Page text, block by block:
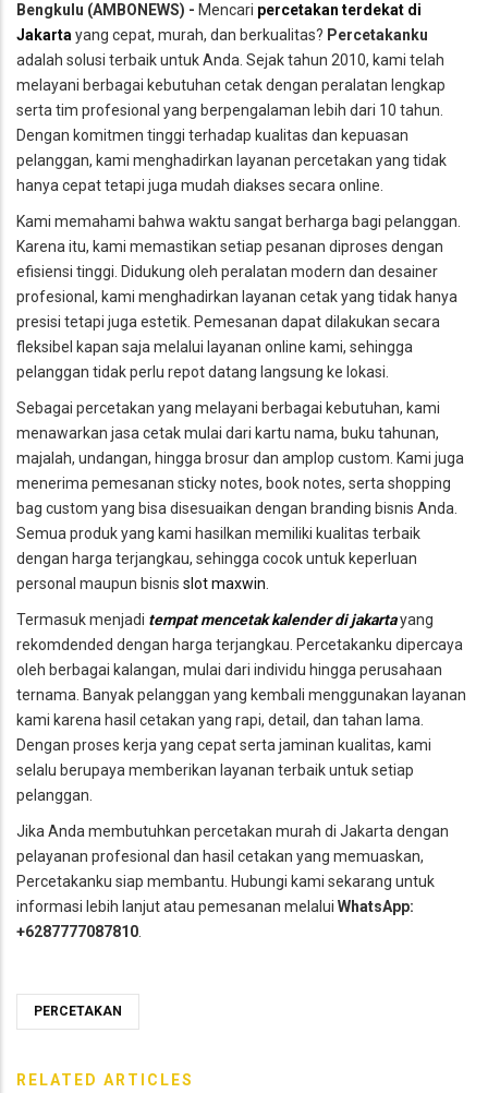
Bengkulu (AMBONEWS) - Mencari percetakan terdekat di
Jakarta yang cepat, murah, dan berkualitas? Percetakanku
adalah solusi terbaik untuk Anda. Sejak tahun 2010, kami telah
melayani berbagai kebutuhan cetak dengan peralatan lengkap
serta tim profesional yang berpengalaman lebih dari 10 tahun.
Dengan komitmen tinggi terhadap kualitas dan kepuasan
pelanggan, kami menghadirkan layanan percetakan yang tidak
hanya cepat tetapi juga mudah diakses secara online.
Kami memahami bahwa waktu sangat berharga bagi pelanggan.
Karena itu, kami memastikan setiap pesanan diproses dengan
efisiensi tinggi. Didukung oleh peralatan modern dan desainer
profesional, kami menghadirkan layanan cetak yang tidak hanya
presisi tetapi juga estetik. Pemesanan dapat dilakukan secara
fleksibel kapan saja melalui layanan online kami, sehingga
pelanggan tidak perlu repot datang langsung ke lokasi.
Sebagai percetakan yang melayani berbagai kebutuhan, kami
menawarkan jasa cetak mulai dari kartu nama, buku tahunan,
majalah, undangan, hingga brosur dan amplop custom. Kami juga
menerima pemesanan sticky notes, book notes, serta shopping
bag custom yang bisa disesuaikan dengan branding bisnis Anda.
Semua produk yang kami hasilkan memiliki kualitas terbaik
dengan harga terjangkau, sehingga cocok untuk keperluan
personal maupun bisnis slot maxwin
Termasuk menjadi tempat mencetak kalender di jakartayang
rekomdended dengan harga terjangkau. Percetakanku dipercaya
oleh berbagai kalangan, mulai dari individu hingga perusahaan
ternama. Banyak pelanggan yang kembali menggunakan layanan
kami karena hasil cetakan yang rapi, detail, dan tahan lama.
Dengan proses kerja yang cepat serta jaminan kualitas, kami
selalu berupaya memberikan layanan terbaik untuk setiap
pelanggan.
Jika Anda membutuhkan percetakan murah di Jakarta dengan
pelayanan profesional dan hasil cetakan yang memuaskan,
Percetakanku siap membantu. Hubungi kami sekarang untuk
informasi lebih lanjut atau pemesanan melalui WhatsApp:
+6287777087810
PERCETAKAN
RELATED ARTICLES